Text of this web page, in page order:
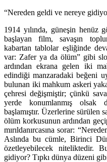
“Nereden geldi ve nereye
1914 yılında, güneşin henüz
başlayan film, savaşın
kabartan tablolar eşliğinde
var: Zafer ya da ölüm” gibi
ardından ekrana gelen iki
edindiği manzaradaki beğeni
bulunan iki mahkum askeri
çehresi değişmiştir; çünkü
yerde konumlanmış olsak
başlamıştır. Üzerlerine sürülen
ölüm korkusunun ardından
mırıldanırcasına sorar:
Aslında bu cümle, Birinci
özetleyebilecek niteliktedir.
gidiyor? Tıpkı dünya düzeni